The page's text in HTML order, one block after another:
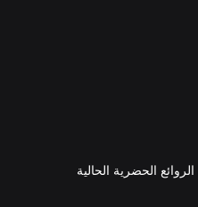
الروائع الحضرية الحالية